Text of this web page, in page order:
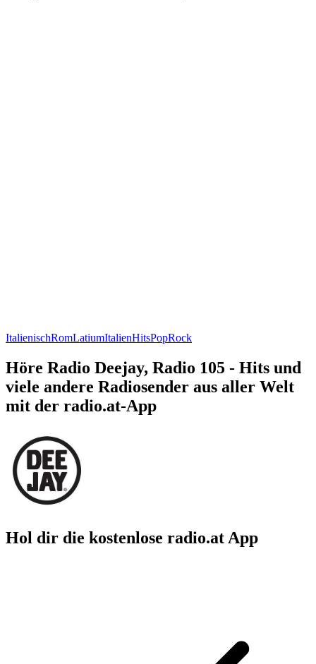
ItalienischRomLatiumItalienHitsPopRock
Höre Radio Deejay, Radio 105 - Hits und
viele andere Radiosender aus aller Welt
mit der radio.at-App
Hol dir die kostenlose radio.at App